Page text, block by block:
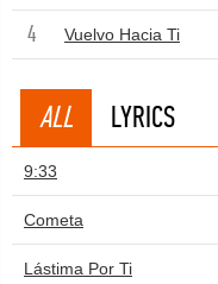
4 Vuelvo Hacia Ti
ALL LYRICS
9:33
Cometa
Lástima Por Ti